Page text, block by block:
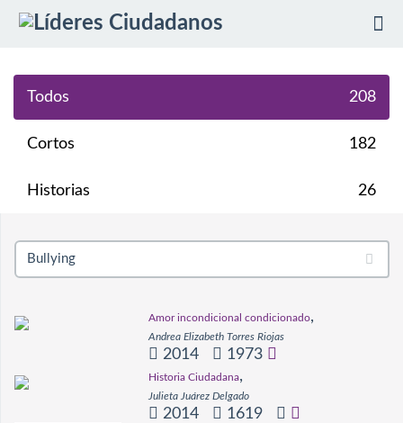
Todos 208
Cortos 182
Historias 26
Amor incondicional condicionado,
Andrea Elizabeth Torres Riojas
2014 1973
Historia Ciudadana,
Julieta Juárez Delgado
2014 1619